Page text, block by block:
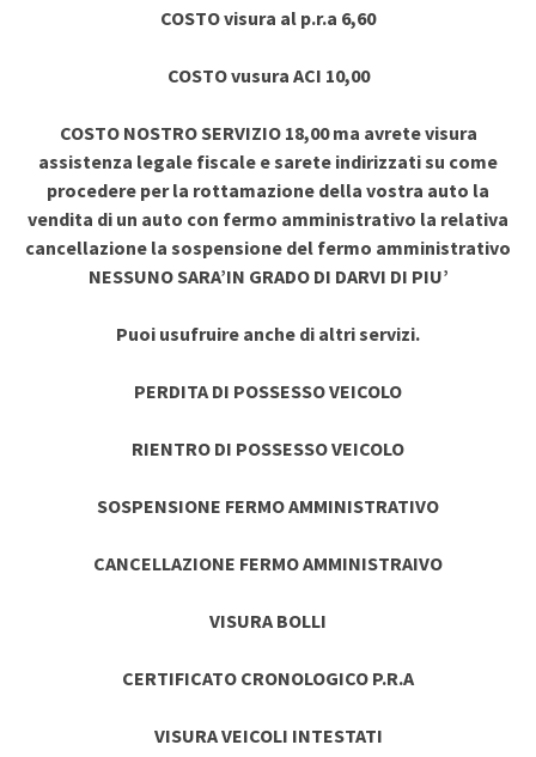
COSTO visura al p.r.a 6,60
COSTO vusura ACI 10,00
COSTO NOSTRO SERVIZIO 18,00 ma avrete visura
assistenza legale fiscale e sarete indirizzati su come
procedere per la rottamazione della vostra auto la
vendita di un auto con fermo amministrativo la relativa
cancellazione la sospensione del fermo amministrativo
NESSUNO SARA’IN GRADO DI DARVI DI PIU’
Puoi usufruire anche di altri servizi.
PERDITA DI POSSESSO VEICOLO
RIENTRO DI POSSESSO VEICOLO
SOSPENSIONE FERMO AMMINISTRATIVO
CANCELLAZIONE FERMO AMMINISTRAIVO
VISURA BOLLI
CERTIFICATO CRONOLOGICO P.R.A
VISURA VEICOLI INTESTATI